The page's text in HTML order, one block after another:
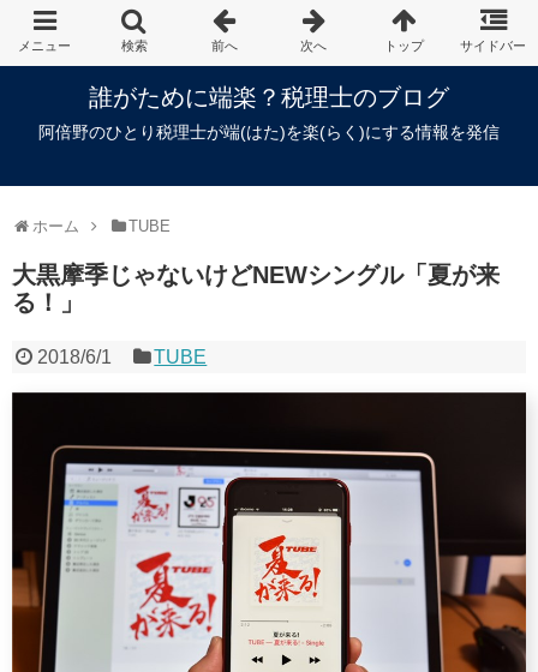
誰がために端楽？税理士のブログ
阿倍野のひとり税理士が端(はた)を楽(らく)にする情報を発信
ホーム TUBE
大黒摩季じゃないけどNEWシングル「夏が来
る！」
2018/6/1 TUBE